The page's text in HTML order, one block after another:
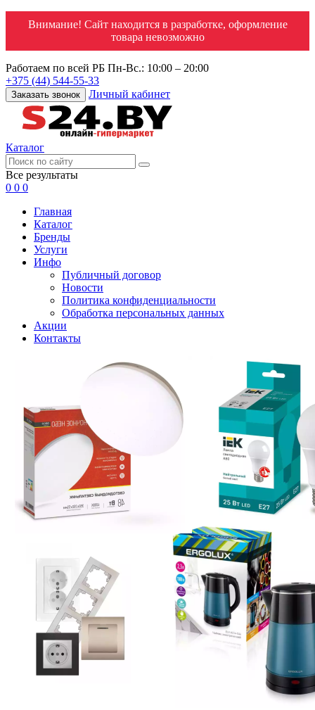
Внимание! Сайт находится в разработке, оформление
товара невозможно
Работаем по всей РБ Пн-Вс.: 10:00 – 20:00
+375 (44) 544-55-33
Заказать звонок Личный кабинет
Каталог
Все результаты
0 0 0
Главная
Каталог
Бренды
Услуги
Инфо
Публичный договор
Новости
Политика конфиденциальности
Обработка персональных данных
Акции
Контакты